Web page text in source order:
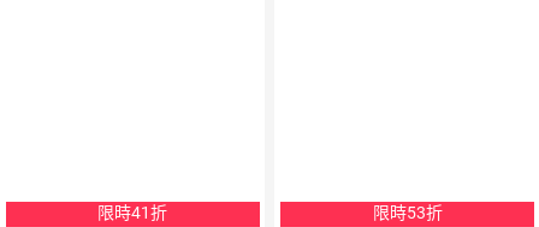
限時41折
限時53折